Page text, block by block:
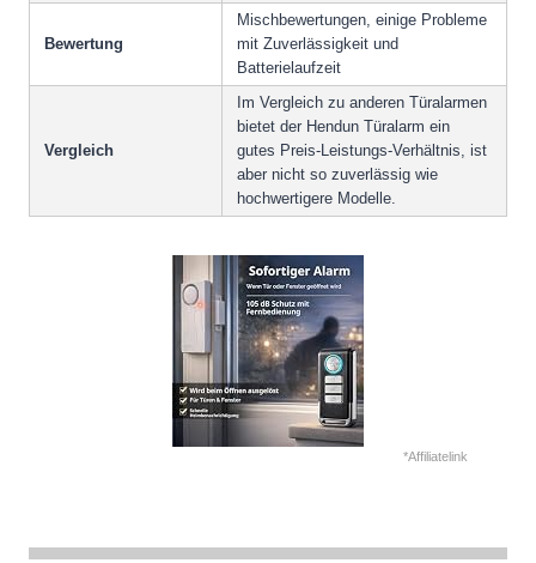
Bewertung
Mischbewertungen, einige Probleme
mit Zuverlässigkeit und
Batterielaufzeit
Vergleich
Im Vergleich zu anderen Türalarmen
bietet der Hendun Türalarm ein
gutes Preis-Leistungs-Verhältnis, ist
aber nicht so zuverlässig wie
hochwertigere Modelle.
*Affiliatelink